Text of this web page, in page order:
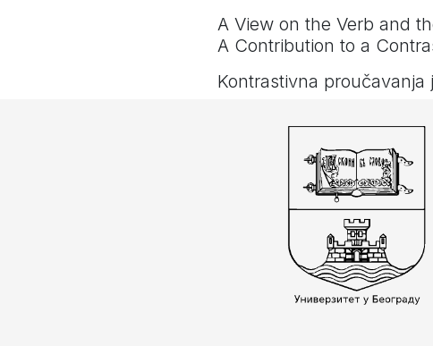
A View on the Verb and
A Contribution to a
Kontrastivna